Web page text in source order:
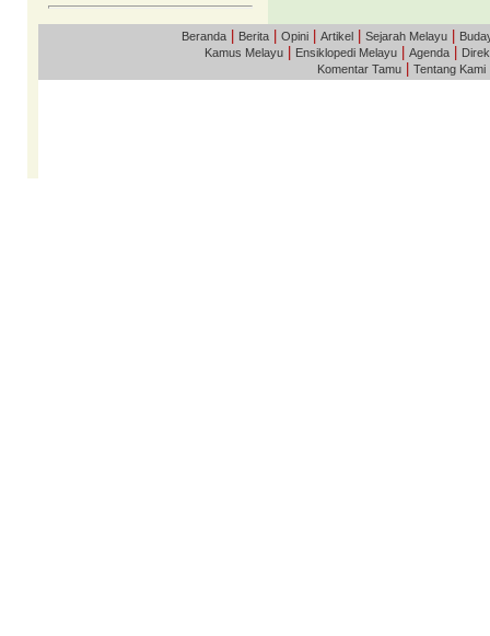
Beranda Berita Opini Artikel Sejarah Melayu
Kamus Melayu
Ensiklopedi Melayu Agenda
Komentar Tamu
Tentang Kami